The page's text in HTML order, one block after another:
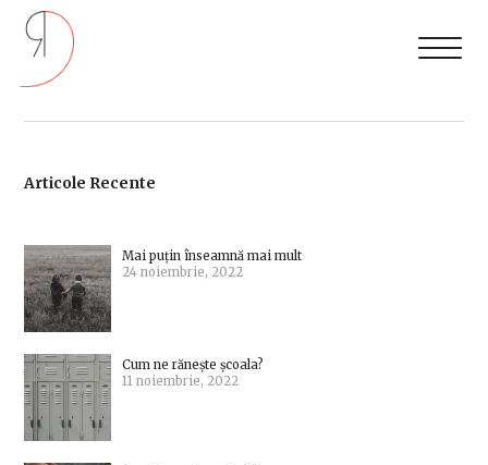
Articole Recente
Mai puțin înseamnă mai mult
24 noiembrie, 2022
Cum ne rănește școala?
11 noiembrie, 2022